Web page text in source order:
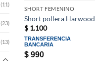
(11)
(23)
(13)
SHORT FEMENINO
Short pollera Harwood
$1.100
TRANSFERENCIA
BANCARIA
$990